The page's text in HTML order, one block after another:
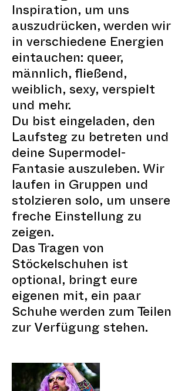
Inspiration, um uns
auszudrücken, werden wir
in verschiedene Energien
eintauchen: queer,
männlich, fließend,
weiblich, sexy, verspielt
und mehr.
Du bist eingeladen, den
Laufsteg zu betreten und
deine Supermodel-
Fantasie auszuleben. Wir
laufen in Gruppen und
stolzieren solo, um unsere
freche Einstellung zu
zeigen.
Das Tragen von
Stöckelschuhen ist
optional, bringt eure
eigenen mit, ein paar
Schuhe werden zum Teilen
zur Verfügung stehen.